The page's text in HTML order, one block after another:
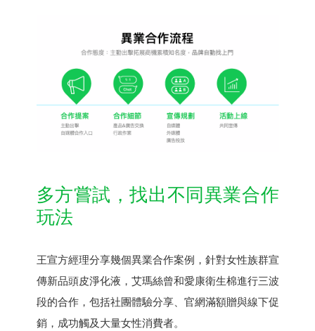
多方嘗試，找出不同異業合作
玩法
王宣方經理分享幾個異業合作案例，針對女性族群宣
傳新品頭皮淨化液，艾瑪絲曾和愛康衛生棉進行三波
段的合作，包括社團體驗分享、官網滿額贈與線下促
銷，成功觸及大量女性消費者。